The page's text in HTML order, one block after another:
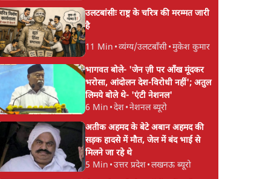
उलटबांसीः राष्ट्र के चरित्र की मरम्मत जारी
है
11 Min •व्यंग्य/उलटबाँसी•मुकेश कुमार
भागवत बोले- 'जेन ज़ी पर आँख मूंदकर
भरोसा, आंदोलन देश-विरोधी नहीं'; अतुल
लिमये बोले थे- 'एंटी नेशनल'
6 Min •देश•नेशनल ब्यूरो
अतीक अहमद के बेटे अबान अहमद की
सड़क हादसे में मौत, जेल में बंद भाई से
मिलने जा रहे थे
5 Min •उत्तर प्रदेश•लखनऊ ब्यूरो